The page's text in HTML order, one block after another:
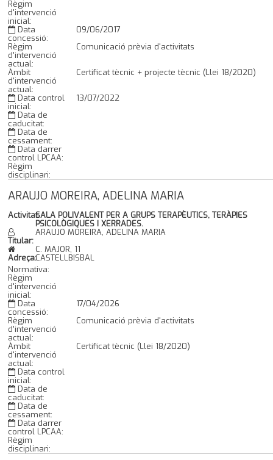
Règim
d'intervenció
inicial:
Data
concessió:
09/06/2017
Règim
d'intervenció
actual:
Comunicació prèvia d'activitats
Àmbit
d'intervenció
actual:
Certificat tècnic + projecte tècnic (Llei 18/2020)
Data control
inicial:
13/07/2022
Data de
caducitat:
Data de
cessament:
Data darrer
control LPCAA:
Règim
disciplinari:
ARAUJO MOREIRA, ADELINA MARIA
Activitat:SALA POLIVALENT PER A GRUPS TERAPÈUTICS, TERÀPIES
PSICOLÒGIQUES I XERRADES.
Titular:
ARAUJO MOREIRA, ADELINA MARIA
Adreça:
C. MAJOR, 11
CASTELLBISBAL
Normativa:
Règim
d'intervenció
inicial:
Data
concessió:
17/04/2026
Règim
d'intervenció
actual:
Comunicació prèvia d'activitats
Àmbit
d'intervenció
actual:
Certificat tècnic (Llei 18/2020)
Data control
inicial:
Data de
caducitat:
Data de
cessament:
Data darrer
control LPCAA:
Règim
disciplinari: